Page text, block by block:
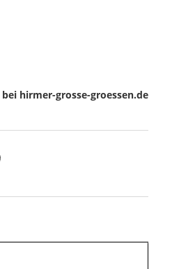
bei hirmer-grosse-groessen.de